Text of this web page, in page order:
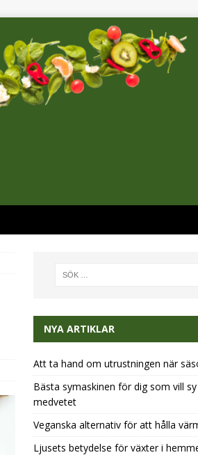
NYA ARTIKLAR
Att ta hand om utrustningen när
Bästa symaskinen för dig som vill
medvetet
Veganska alternativ för att hålla
Ljusets betydelse för växter i